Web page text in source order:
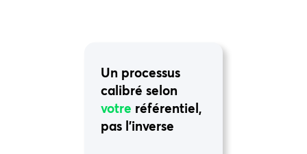
Un processus
calibré selon
votre référentiel,
pas l’inverse